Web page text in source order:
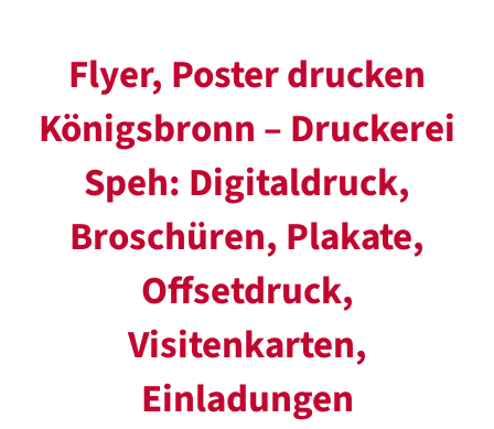
Flyer, Poster drucken
Königsbronn – Druckerei
Speh: Digitaldruck,
Broschüren, Plakate,
Offsetdruck,
Visitenkarten,
Einladungen